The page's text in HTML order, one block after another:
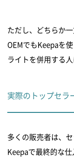
ただし、どちらか
OEMでもKeepaを
ライトを併用する
実際のトップセラ
多くの販売者は、
Keepaで最終的な